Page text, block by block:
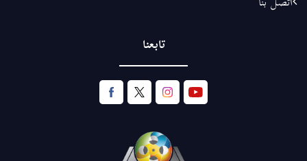
تابعنا